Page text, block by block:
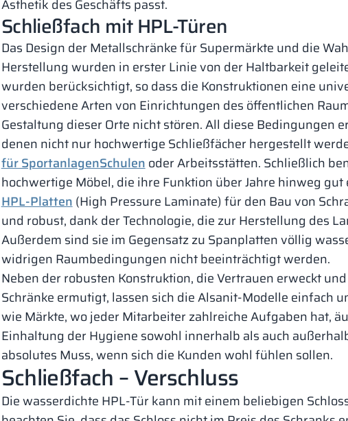
Ästhetik des Geschäfts passt.
Schließfach mit HPL-Türen
Das Design der Metallschränke für Supermärkte und die
Herstellung wurden in erster Linie von der Haltbarkeit
wurden berücksichtigt, so dass die Konstruktionen eine
verschiedene Arten von Einrichtungen des öffentlichen
Gestaltung dieser Orte nicht stören. All diese Bedingungen
denen nicht nur hochwertige Schließfächer hergestellt
für SportanlagenSchulenoder Arbeitsstätten. Schließlich
hochwertige Möbel, die ihre Funktion über Jahre hinweg
HPL-Platten(High Pressure Laminate) für den Bau von
und robust, dank der Technologie, die zur Herstellung des
Außerdem sind sie im Gegensatz zu Spanplatten völlig
widrigen Raumbedingungen nicht beeinträchtigt werden.
Neben der robusten Konstruktion, die Vertrauen erweckt
Schränke ermutigt, lassen sich die Alsanit-Modelle einfach
wie Märkte, wo jeder Mitarbeiter zahlreiche Aufgaben hat,
Einhaltung der Hygiene sowohl innerhalb als auch
absolutes Muss, wenn sich die Kunden wohl fühlen sollen.
Schließfach – Verschluss
Die wasserdichte HPL-Tür kann mit einem beliebigen